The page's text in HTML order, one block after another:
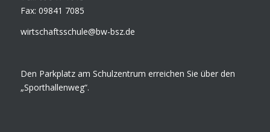
Fax: 09841 7085
wirtschaftsschule@​bw-​bsz.​de
Den Park­platz am Schul­zen­trum errei­chen Sie über den
„Sport­hal­len­weg“.